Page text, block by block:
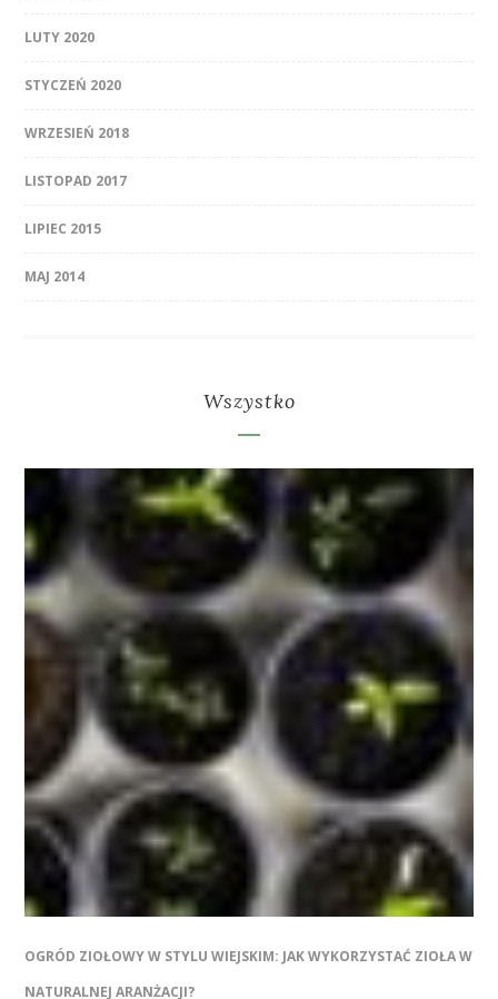
LUTY 2020
STYCZEŃ 2020
WRZESIEŃ 2018
LISTOPAD 2017
LIPIEC 2015
MAJ 2014
Wszystko
OGRÓD ZIOŁOWY W STYLU WIEJSKIM: JAK WYKORZYSTAĆ ZIOŁA W
NATURALNEJ ARANŻACJI?